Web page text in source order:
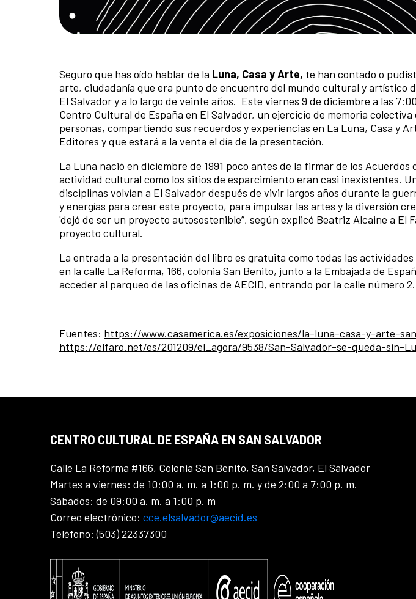
Seguro que has oído hablar de la Luna, Casa y Arte, te han contado o
arte, ciudadanía que era punto de encuentro del mundo cultural y artístico
El Salvador y a lo largo de veinte años. Este viernes 9 de diciembre a las
Centro Cultural de España en El Salvador, un ejercicio de memoria
personas, compartiendo sus recuerdos y experiencias en La Luna, Casa y
Editores y que estará a la venta el día de la presentación.
La Luna nació en diciembre de 1991 poco antes de la firmar de los
actividad cultural como los sitios de esparcimiento eran casi inexistentes.
disciplinas volvían a El Salvador después de vivir largos años durante la
y energías para crear este proyecto, para impulsar las artes y la diversión
'dejó de ser un proyecto autosostenible”, según explicó Beatriz Alcaine a El
proyecto cultural.
La entrada a la presentación del libro es gratuita como todas las
en la calle La Reforma, 166, colonia San Benito, junto a la Embajada de
acceder al parqueo de las oficinas de AECID, entrando por la calle número 2.
Fuentes: https://www.casamerica.es/exposiciones/la-luna-casa-y-arte-
https://elfaro.net/es/201209/el_agora/9538/San-Salvador-se-queda-sin-
CENTRO CULTURAL DE ESPAÑA EN SAN SALVADOR
Calle La Reforma #166, Colonia San Benito, San Salvador, El Salvador
Martes a viernes: de 10:00 a. m. a 1:00 p. m. y de 2:00 a 7:00 p. m.
Sábados: de 09:00 a. m. a 1:00 p. m
Correo electrónico: cce.elsalvador@aecid.es
Teléfono: (503) 22337300